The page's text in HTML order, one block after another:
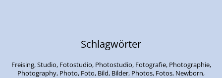
Schlagwörter
Freising, Studio, Fotostudio, Photostudio, Fotografie, Photographie,
Photography, Photo, Foto, Bild, Bilder, Photos, Fotos, Newborn,